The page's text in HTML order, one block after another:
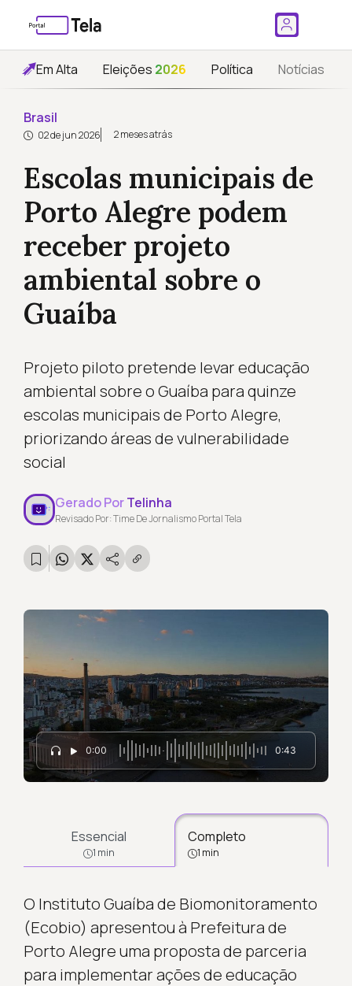
Em Alta Eleições 2026 Política Notícias
Brasil
02 de jun 2026 2 meses atrás
Escolas municipais de
Porto Alegre podem
receber projeto
ambiental sobre o
Guaíba
Projeto piloto pretende levar educação
ambiental sobre o Guaíba para quinze
escolas municipais de Porto Alegre,
priorizando áreas de vulnerabilidade
social
Gerado PorTelinha
Revisado Por: Time De Jornalismo Portal Tela
0:00 0:43
Essencial
1 min
Completo
1 min
O Instituto Guaíba de Biomonitoramento
(Ecobio) apresentou à Prefeitura de
Porto Alegre uma proposta de parceria
para implementar ações de educação